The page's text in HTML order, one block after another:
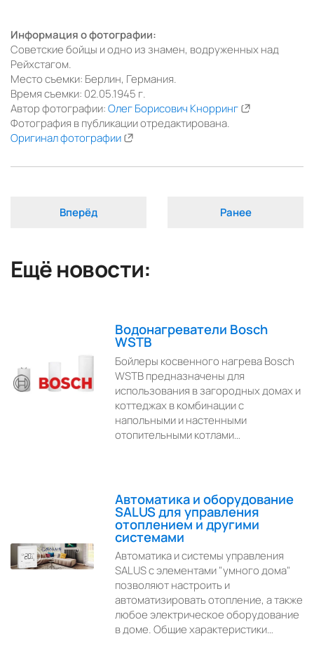
Информация о фотографии:
Советские бойцы и одно из знамен, водруженных над
Рейхстагом.
Место съемки: Берлин, Германия.
Время съемки: 02.05.1945 г.
Автор фотографии:Олег Борисович Кнорринг
Фотография в публикации отредактирована.
Оригинал фотографии
Вперёд Ранее
Ещё новости:
Водонагреватели Bosch
WSTB
Бойлеры косвенного нагрева Bosch
WSTB предназначены для
использования в загородных домах и
коттеджах в комбинации с
напольными и настенными
отопительными котлами…
Автоматика и оборудование
SALUS для управления
отоплением и другими
системами
Автоматика и системы управления
SALUS с элементами "умного дома"
позволяют настроить и
автоматизировать отопление, а также
любое электрическое оборудование
в доме. Общие характеристики…